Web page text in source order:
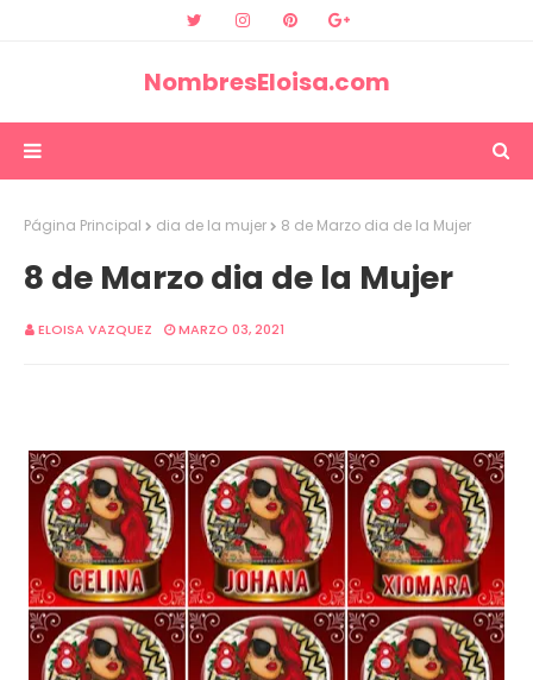
NombresEloisa.com
Página Principal dia de la mujer 8 de Marzo dia de la Mujer
8 de Marzo dia de la Mujer
ELOISA VAZQUEZ MARZO 03, 2021